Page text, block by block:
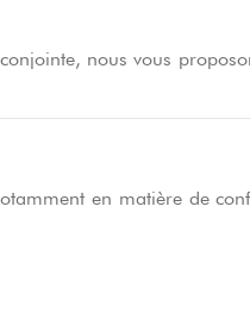
nous vous
en matière de